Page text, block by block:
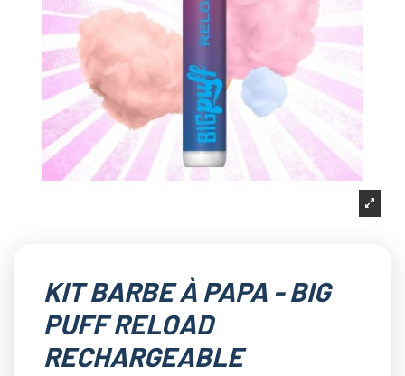
KIT BARBE À PAPA - BIG
PUFF RELOAD
RECHARGEABLE